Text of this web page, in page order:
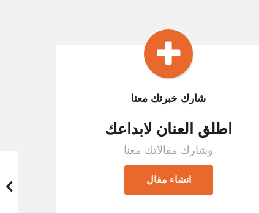
شارك خبرتك معنا
اطلق العنان لابداعك
وشارك مقالاتك معنا
انشاء مقال